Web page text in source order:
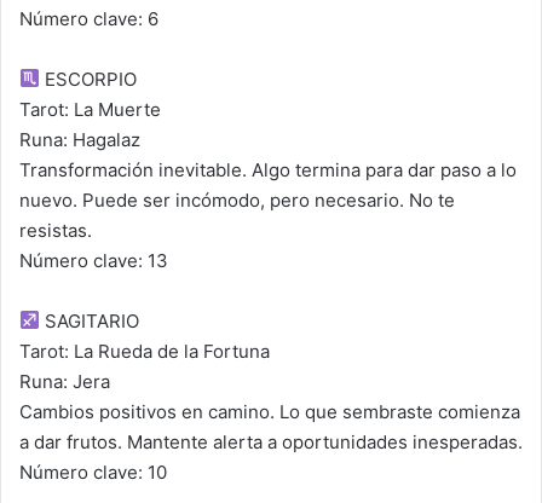
Número clave: 6
ESCORPIO
Tarot: La Muerte
Runa: Hagalaz
Transformación inevitable. Algo termina para dar paso a lo
nuevo. Puede ser incómodo, pero necesario. No te
resistas.
Número clave: 13
SAGITARIO
Tarot: La Rueda de la Fortuna
Runa: Jera
Cambios positivos en camino. Lo que sembraste comienza
a dar frutos. Mantente alerta a oportunidades inesperadas.
Número clave: 10